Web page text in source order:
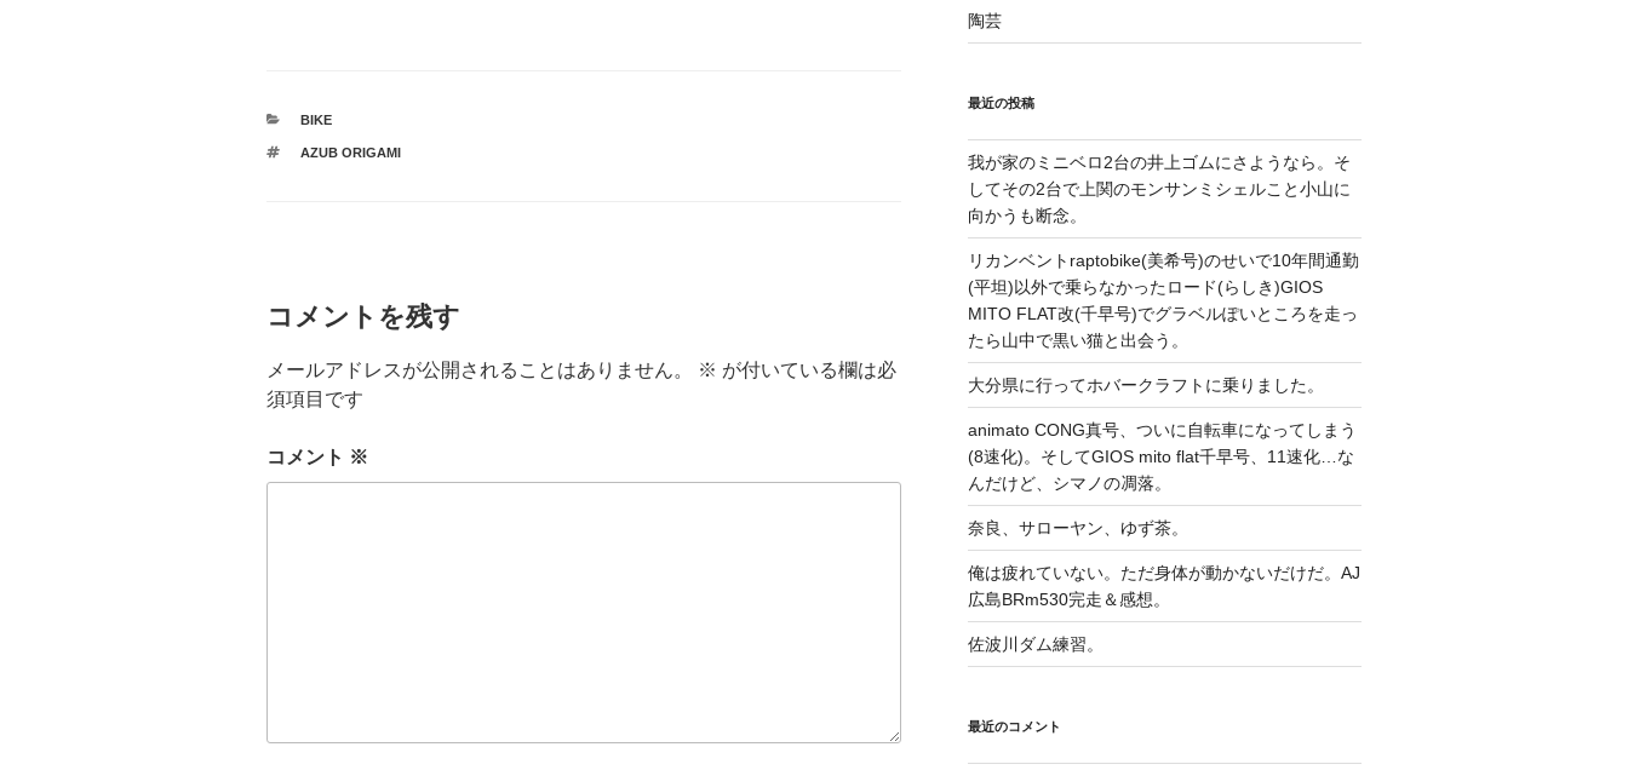
カ
ゴ
BIKE
タ
AZUB ORIGAMI
コメントを残す
メールアドレスが公開されることはありません。 ※ が付いている欄は必
須項目です
コメント ※
陶芸
最近の投稿
我が家のミニベロ2台の井上ゴムにさようなら。そ
してその2台で上関のモンサンミシェルこと小山に
向かうも断念。
リカンベントraptobike(美希号)のせいで10年間通勤
(平坦)以外で乗らなかったロード(らしき)GIOS
MITO FLAT改(千早号)でグラベルぽいところを走っ
たら山中で黒い猫と出会う。
大分県に行ってホバークラフトに乗りました。
animato CONG真号、ついに自転車になってしまう
(8速化)。そしてGIOS mito flat千早号、11速化…な
んだけど、シマノの凋落。
奈良、サローヤン、ゆず茶。
俺は疲れていない。ただ身体が動かないだけだ。AJ
広島BRm530完走＆感想。
佐波川ダム練習。
最近のコメント